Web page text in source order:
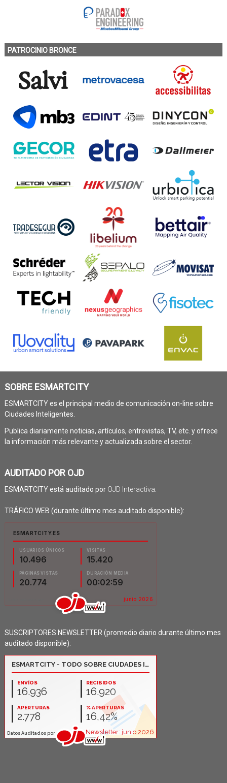
PATROCINIO BRONCE
SOBRE ESMARTCITY
ESMARTCITY es el principal medio de comunicación on-line sobre
Ciudades Inteligentes.
Publica diariamente noticias, artículos, entrevistas, TV, etc. y ofrece
la información más relevante y actualizada sobre el sector.
AUDITADO POR OJD
ESMARTCITY está auditado por OJD Interactiva
TRÁFICO WEB (durante último mes auditado disponible):
SUSCRIPTORES NEWSLETTER (promedio diario durante último mes
auditado disponible):